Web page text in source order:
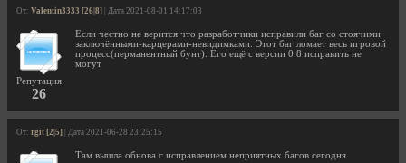
От: Valentin3333 [26|8] | Дата 2021-08-01 14:17:03
Репутация
26
Если честно не верится что разработчики исправили баг со стоячими
заключёнными-карцерами-невидимками. Этот баг ломает весь игровой
процесс(перманентный бунт). Его ещё с версии 0.8 исправить не
могут
От: rgit [2|5] | Дата 2021-06-28 23:25:15
Там вышла обнова с исправлением неприятных багов сегодня